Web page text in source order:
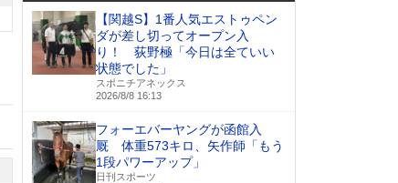
【関越S】1番人気エストゥペン
ダが差し切ってオープン入
り！ 荻野極「今日は全ていい
状態でした」
スポニチアネックス
2026/8/8 16:13
フォーエバーヤングが函館入
厩 体重573キロ、矢作師「もう
1段パワーアップ」
日刊スポーツ